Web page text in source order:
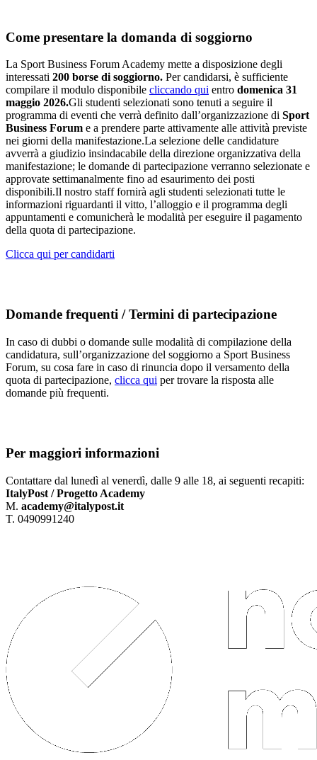
Come presentare la domanda di soggiorno
La Sport Business Forum Academy mette a disposizione degli
interessati 200 borse di soggiorno. Per candidarsi, è sufficiente
compilare il modulo disponibile cliccando qui entro domenica 31
maggio 2026.Gli studenti selezionati sono tenuti a seguire il
programma di eventi che verrà definito dall’organizzazione di Sport
Business Forum e a prendere parte attivamente alle attività previste
nei giorni della manifestazione.La selezione delle candidature
avverrà a giudizio insindacabile della direzione organizzativa della
manifestazione; le domande di partecipazione verranno selezionate e
approvate settimanalmente fino ad esaurimento dei posti
disponibili.Il nostro staff fornirà agli studenti selezionati tutte le
informazioni riguardanti il vitto, l’alloggio e il programma degli
appuntamenti e comunicherà le modalità per eseguire il pagamento
della quota di partecipazione.
Clicca qui per candidarti
Domande frequenti / Termini di partecipazione
In caso di dubbi o domande sulle modalità di compilazione della
candidatura, sull’organizzazione del soggiorno a Sport Business
Forum, su cosa fare in caso di rinuncia dopo il versamento della
quota di partecipazione, clicca qui per trovare la risposta alle
domande più frequenti.
Per maggiori informazioni
Contattare dal lunedì al venerdì, dalle 9 alle 18, ai seguenti recapiti:
ItalyPost / Progetto Academy
M. academy@italypost.it
T. 0490991240